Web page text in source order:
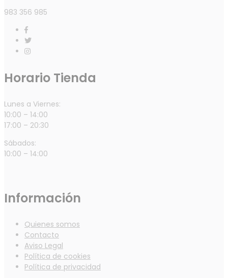
983 356 985
Horario Tienda
Lunes a Viernes:
10:00 – 14:00
17:00 – 20:30
Sábados:
10:00 – 14:00
Información
Quienes somos
Contacto
Aviso Legal
Política de cookies
Política de privacidad